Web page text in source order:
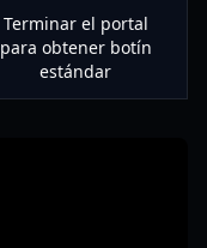
Terminar el portal
para obtener botín
estándar